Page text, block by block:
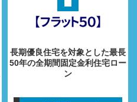
長期優良住宅を対象とした最長
50年の全期間固定金利住宅ロー
ン